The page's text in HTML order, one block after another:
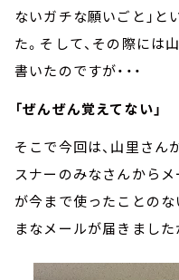
ないガチな願いごと」
た。そして、その際には
書いたのですが・・・
「ぜんぜん覚えてない」
そこで今回は、山里さん
スナーのみなさんから
が今まで使ったことの
まなメールが届きました